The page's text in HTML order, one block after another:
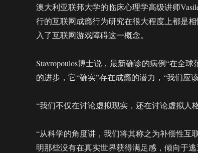
澳大利亚联邦大学的临床心理学高级讲师
行的互联网成瘾行为研究在很大程度上都是
入了互联网游戏障碍这一概念。
Stavropoulos博士说，最新确诊的病例“在全
的进步，它“确实”存在成瘾的潜力，“我们应
“我们不仅在讨论虚拟现实，还在讨论虚拟人格
“从科学的角度讲，我们将其称之为补偿性互
明那些没有在真实世界获得满足感，倾向于